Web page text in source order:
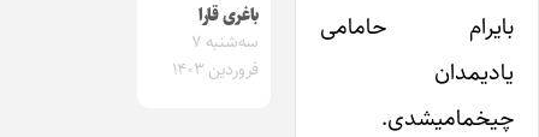
بایرام حامامی
یادیمدان
چیخمامیشدی.
باغری قارا
سه‌شنبه ۷
فروردین ۱۴۰۳